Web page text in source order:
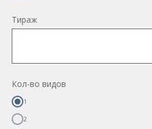
Тираж
Кол-во видов
1
2